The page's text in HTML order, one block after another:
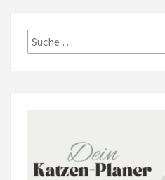
Suche
nach: